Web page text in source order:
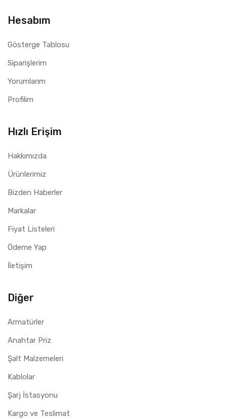
Hesabım
Gösterge Tablosu
Siparişlerim
Yorumlarım
Profilim
Hızlı Erişim
Hakkımızda
Ürünlerimiz
Bizden Haberler
Markalar
Fiyat Listeleri
Ödeme Yap
İletişim
Diğer
Armatürler
Anahtar Priz
Şalt Malzemeleri
Kablolar
Şarj İstasyonu
Kargo ve Teslimat